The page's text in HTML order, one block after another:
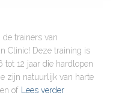
trainers van
Clinic! Deze training is
tot 12 jaar die hardlopen
zijn natuurlijk van harte
of Lees verder